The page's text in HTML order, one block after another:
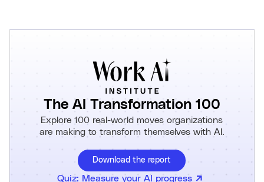
The AI Transformation 100
Explore 100 real-world moves organizations
are making to transform themselves with AI.
Download the report
Quiz: Measure your AI progress